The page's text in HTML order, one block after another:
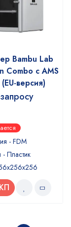
Bambu Lab
Combo с AMS
версия)
- FDM
- Пластик